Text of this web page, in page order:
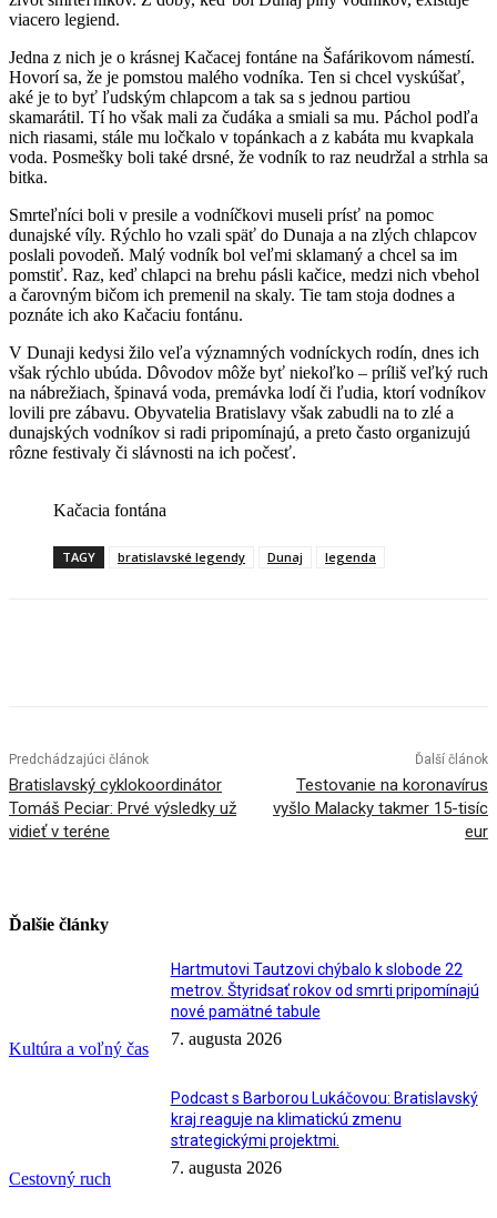
viacero legiend.
Jedna z nich je o krásnej Kačacej fontáne na Šafárikovom námestí.
Hovorí sa, že je pomstou malého vodníka. Ten si chcel vyskúšať,
aké je to byť ľudským chlapcom a tak sa s jednou partiou
skamarátil. Tí ho však mali za čudáka a smiali sa mu. Páchol podľa
nich riasami, stále mu ločkalo v topánkach a z kabáta mu kvapkala
voda. Posmešky boli také drsné, že vodník to raz neudržal a strhla sa
bitka.
Smrteľníci boli v presile a vodníčkovi museli prísť na pomoc
dunajské víly. Rýchlo ho vzali späť do Dunaja a na zlých chlapcov
poslali povodeň. Malý vodník bol veľmi sklamaný a chcel sa im
pomstiť. Raz, keď chlapci na brehu pásli kačice, medzi nich vbehol
a čarovným bičom ich premenil na skaly. Tie tam stoja dodnes a
poznáte ich ako Kačaciu fontánu.
V Dunaji kedysi žilo veľa významných vodníckych rodín, dnes ich
však rýchlo ubúda. Dôvodov môže byť niekoľko – príliš veľký ruch
na nábrežiach, špinavá voda, premávka lodí či ľudia, ktorí vodníkov
lovili pre zábavu. Obyvatelia Bratislavy však zabudli na to zlé a
dunajských vodníkov si radi pripomínajú, a preto často organizujú
rôzne festivaly či slávnosti na ich počesť.
Kačacia fontána
TAGY bratislavské legendy Dunaj legenda
Predchádzajúci článok
Bratislavský cyklokoordinátor
Tomáš Peciar: Prvé výsledky už
vidieť v teréne
Ďalší článok
Testovanie na koronavírus
vyšlo Malacky takmer 15-tisíc
eur
Ďalšie články
Kultúra a voľný čas
Hartmutovi Tautzovi chýbalo k slobode 22
metrov. Štyridsať rokov od smrti pripomínajú
nové pamätné tabule
7. augusta 2026
Cestovný ruch
Podcast s Barborou Lukáčovou: Bratislavský
kraj reaguje na klimatickú zmenu
strategickými projektmi.
7. augusta 2026